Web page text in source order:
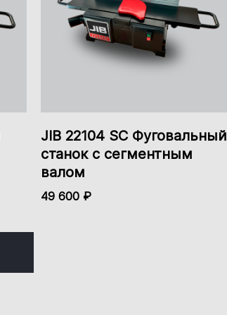
JIB 22104 SC Фуговальный
станок с сегментным
валом
49 600 ₽